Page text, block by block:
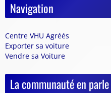
Navigation
Centre VHU Agréés
Exporter sa voiture
Vendre sa Voiture
La communauté en